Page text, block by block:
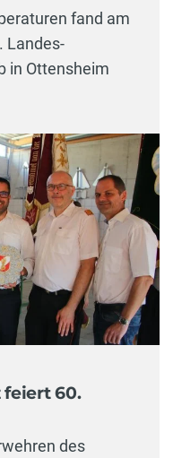
fand am
Landes-
in Ottensheim
feiert 60.
des